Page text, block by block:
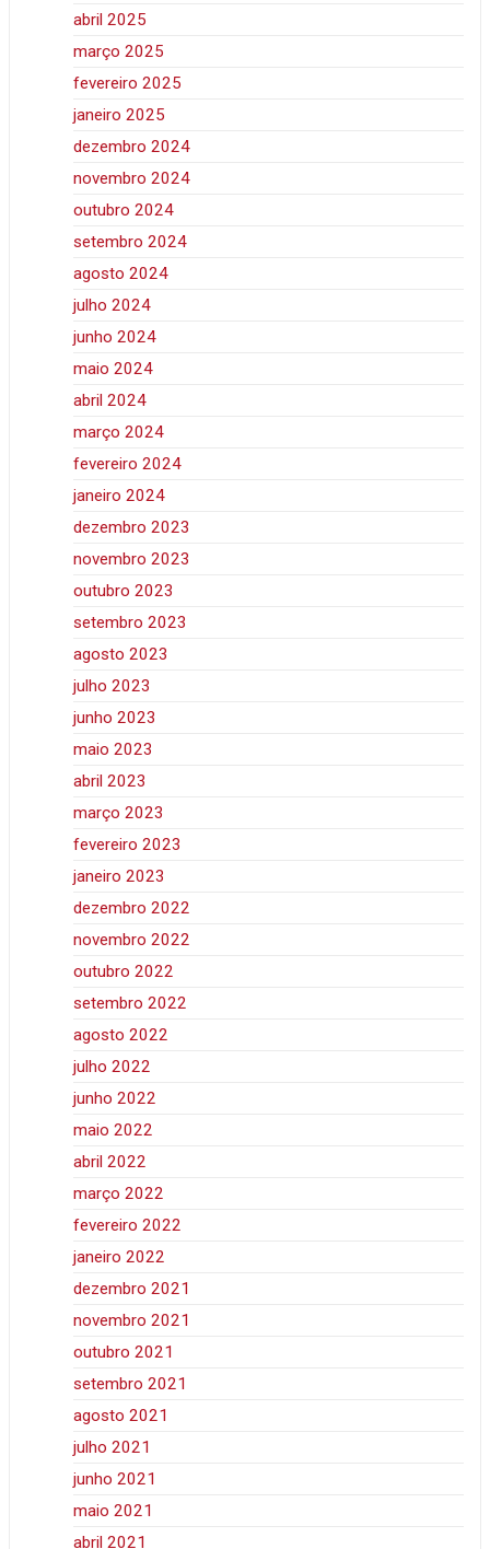
abril 2025
março 2025
fevereiro 2025
janeiro 2025
dezembro 2024
novembro 2024
outubro 2024
setembro 2024
agosto 2024
julho 2024
junho 2024
maio 2024
abril 2024
março 2024
fevereiro 2024
janeiro 2024
dezembro 2023
novembro 2023
outubro 2023
setembro 2023
agosto 2023
julho 2023
junho 2023
maio 2023
abril 2023
março 2023
fevereiro 2023
janeiro 2023
dezembro 2022
novembro 2022
outubro 2022
setembro 2022
agosto 2022
julho 2022
junho 2022
maio 2022
abril 2022
março 2022
fevereiro 2022
janeiro 2022
dezembro 2021
novembro 2021
outubro 2021
setembro 2021
agosto 2021
julho 2021
junho 2021
maio 2021
abril 2021